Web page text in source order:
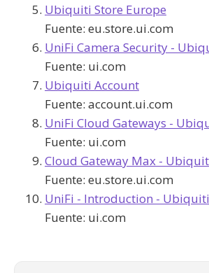
Ubiquiti Store Europe
Fuente: eu.store.ui.com
UniFi Camera Security -
Fuente: ui.com
Ubiquiti Account
Fuente: account.ui.com
UniFi Cloud Gateways -
Fuente: ui.com
Cloud Gateway Max -
Fuente: eu.store.ui.com
UniFi - Introduction - Ubiquiti
Fuente: ui.com